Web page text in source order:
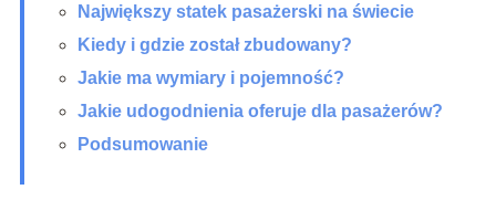
Największy statek pasażerski na świecie
Kiedy i gdzie został zbudowany?
Jakie ma wymiary i pojemność?
Jakie udogodnienia oferuje dla pasażerów?
Podsumowanie